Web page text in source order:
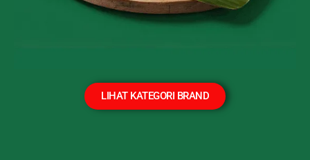
LIHAT KATEGORI BRAND